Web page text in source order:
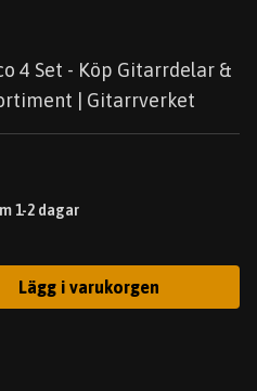
4 Set - Köp Gitarrdelar &
| Gitarrverket
1-2 dagar
Lägg i varukorgen